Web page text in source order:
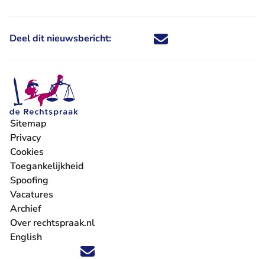
Deel dit nieuwsbericht: Deel dit nieuwsbericht via X -
Deel dit nieuwsbericht via
Deel dit nieuwsbericht
Deel dit
Volg ons op X (Twitter) - U verlaat Rechtspraak.nl
Volg ons op Facebook - U verlaat Rechtspraak.nl
Volg ons op Instagram - U verlaat Rechtspraak.nl
Volg ons op Youtube - U verlaat Rechtspraak.nl
Volg ons op LinkedIn - U verlaat
'Blijf op de hoogte' nieuwsbrief - U verlaat
Sitemap
Privacy
Cookies
Toegankelijkheid
Spoofing
Vacatures
- U verlaat Rechtspraak.nl
Archief
Over rechtspraak.nl
English